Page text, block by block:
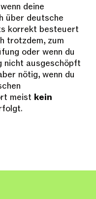
deine
über deutsche
korrekt besteuert
trotzdem, zum
oder wenn du
nicht ausgeschöpft
nötig, wenn du
meist kein